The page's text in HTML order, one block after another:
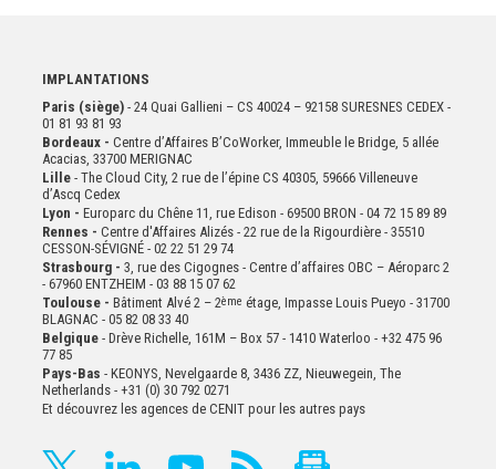
IMPLANTATIONS
Paris (siège) - 24 Quai Gallieni – CS 40024 – 92158 SURESNES CEDEX -
01 81 93 81 93
Bordeaux - Centre d’Affaires B’CoWorker, Immeuble le Bridge, 5 allée
Acacias, 33700 MERIGNAC
Lille- The Cloud City, 2 rue de l’épine CS 40305, 59666 Villeneuve
d’Ascq Cedex
Lyon - Europarc du Chêne 11, rue Edison - 69500 BRON - 04 72 15 89 89
Rennes - Centre d'Affaires Alizés - 22 rue de la Rigourdière - 35510
CESSON-SÉVIGNÉ - 02 22 51 29 74
Strasbourg - 3, rue des Cigognes - Centre d’affaires OBC – Aéroparc 2
- 67960 ENTZHEIM - 03 88 15 07 62
Toulouse - Bâtiment Alvé 2 – 2ème étage, Impasse Louis Pueyo - 31700
BLAGNAC - 05 82 08 33 40
Belgique- Drève Richelle, 161M – Box 57 - 1410 Waterloo - +32 475 96
77 85
Pays-Bas - KEONYS, Nevelgaarde 8, 3436 ZZ, Nieuwegein, The
Netherlands - +31 (0) 30 792 0271
Et découvrez les agences de CENIT pour les autres pays